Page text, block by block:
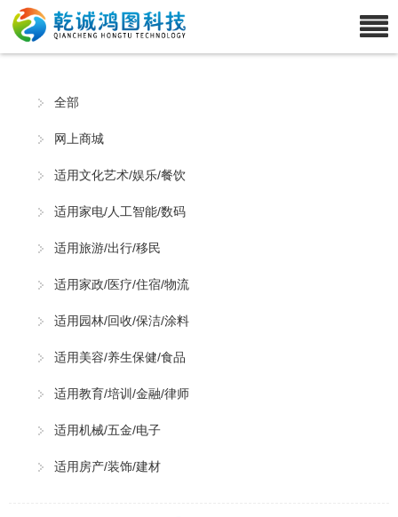
全部
网上商城
适用文化艺术/娱乐/餐饮
适用家电/人工智能/数码
适用旅游/出行/移民
适用家政/医疗/住宿/物流
适用园林/回收/保洁/涂料
适用美容/养生保健/食品
适用教育/培训/金融/律师
适用机械/五金/电子
适用房产/装饰/建材